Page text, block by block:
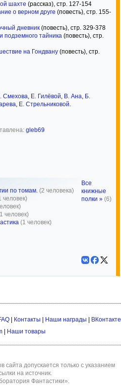
шахте (рассказ), стр. 127-154
о верном друге (повесть), стр. 155-
дневник (повесть), стр. 329-378
подземного тайника (повесть), стр.
на Гондвану (повесть), стр.
Смехова, Е. Гилёвой, В. Ана, Б.
, Е. Стрельниковой.
gleb69
по томам. (2 человека)
человек)
человек)
(1 человек)
Все
книжные
полки » (6)
| Контакты Наши награды
ВКонтакте
Наши товары
допускается только с указанием
на источник.
Фантастики».